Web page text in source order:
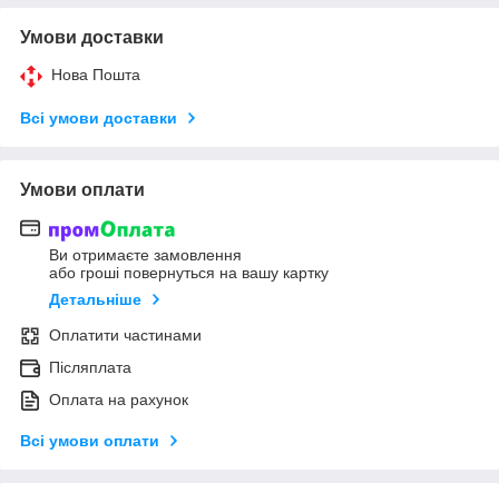
Умови доставки
Нова Пошта
Всі умови доставки
Умови оплати
Ви отримаєте замовлення
або гроші повернуться на вашу картку
Детальніше
Оплатити частинами
Післяплата
Оплата на рахунок
Всі умови оплати